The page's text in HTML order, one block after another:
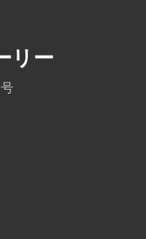
リー